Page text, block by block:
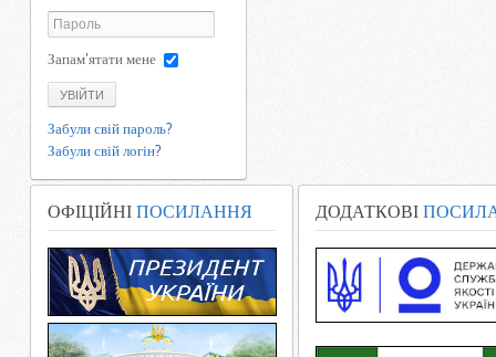
Запам'ятати мене
УВІЙТИ
Забули свій пароль?
Забули свій логін?
ОФІЦІЙНІ ПОСИЛАННЯ ДОДАТКОВІ